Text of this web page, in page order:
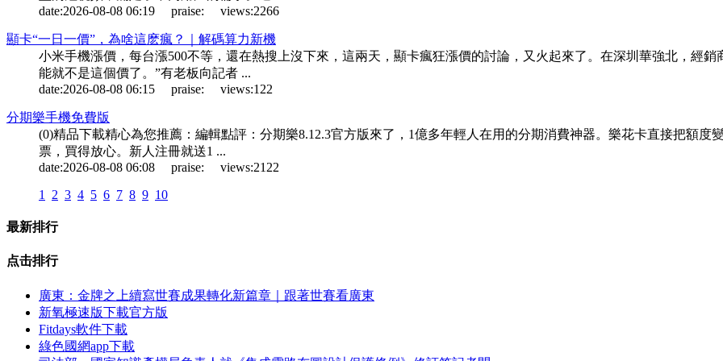
date:2026-08-08 06:19 praise: views:2266
顯卡“一日一價”，為啥這麽瘋？｜解碼算力新機
小米手機漲價，每台漲500不等，還在熱搜上沒下來，這兩天，顯卡瘋狂漲價的討論，又火起來了。在深圳華強北，經
能就不是這個價了。”有老板向記者 ...
date:2026-08-08 06:15 praise: views:122
分期樂手機免費版
(0)精品下載精心為您推薦：編輯點評：分期樂8.12.3官方版來了，1億多年輕人在用的分期消費神器。樂花卡直接把額
票，買得放心。新人注冊就送1 ...
date:2026-08-08 06:08 praise: views:2122
1
2 3 4 5 6 7 8 9 10
最新排行
点击排行
廣東：金牌之上續寫世賽成果轉化新篇章｜跟著世賽看廣東
新氧極速版下載官方版
Fitdays軟件下載
綠色國網app下載